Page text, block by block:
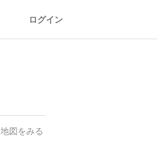
ログイン
地図をみる